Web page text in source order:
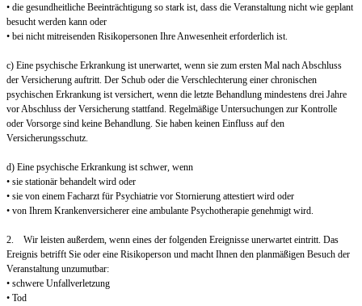
• die gesundheitliche Beeinträchtigung so stark ist, dass die Veranstaltung nicht wie geplant
besucht werden kann oder
• bei nicht mitreisenden Risikopersonen Ihre Anwesenheit erforderlich ist.
c) Eine psychische Erkrankung ist unerwartet, wenn sie zum ersten Mal nach Abschluss
der Versicherung auftritt. Der Schub oder die Verschlechterung einer chronischen
psychischen Erkrankung ist versichert, wenn die letzte Behandlung mindestens drei Jahre
vor Abschluss der Versicherung stattfand. Regelmäßige Untersuchungen zur Kontrolle
oder Vorsorge sind keine Behandlung. Sie haben keinen Einfluss auf den
Versicherungsschutz.
d) Eine psychische Erkrankung ist schwer, wenn
• sie stationär behandelt wird oder
• sie von einem Facharzt für Psychiatrie vor Stornierung attestiert wird oder
• von Ihrem Krankenversicherer eine ambulante Psychotherapie genehmigt wird.
2. Wir leisten außerdem, wenn eines der folgenden Ereignisse unerwartet eintritt. Das
Ereignis betrifft Sie oder eine Risikoperson und macht Ihnen den planmäßigen Besuch der
Veranstaltung unzumutbar:
• schwere Unfallverletzung
• Tod